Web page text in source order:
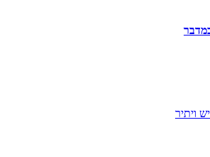
ויתיר